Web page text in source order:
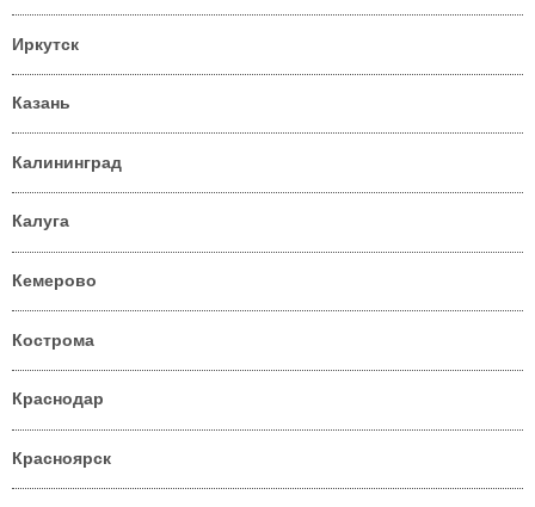
Иркутск
Казань
Калининград
Калуга
Кемерово
Кострома
Краснодар
Красноярск